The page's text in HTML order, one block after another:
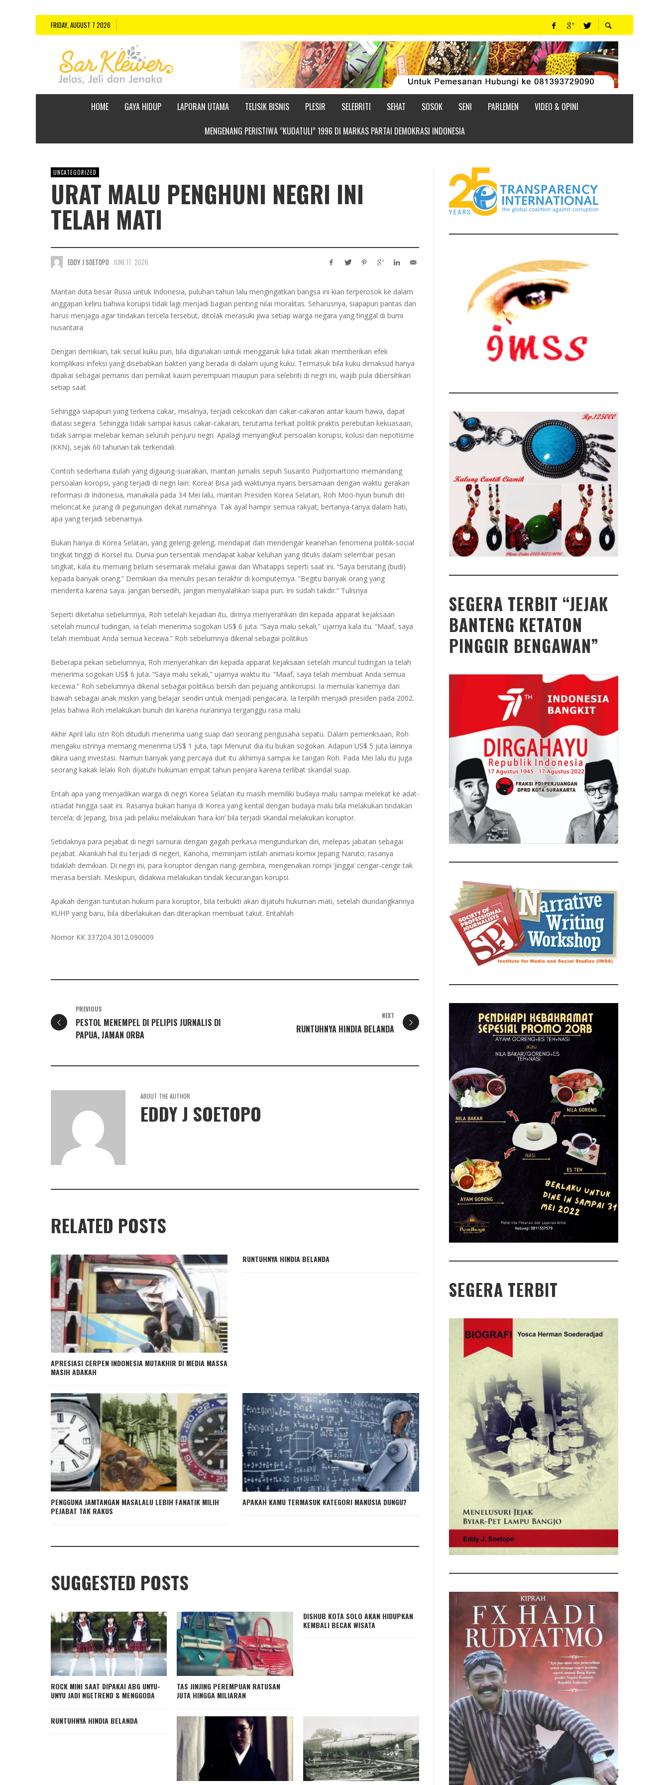
FRIDAY, AUGUST 7 2026
HOME GAYA HIDUP LAPORAN UTAMA TELISIK BISNIS PLESIR SELEBRITI SEHAT SOSOK SENI PARLEMEN VIDEO & OPINI
MENGENANG PERISTIWA “KUDATULI” 1996 DI MARKAS PARTAI DEMOKRASI INDONESIA
UNCATEGORIZED
URAT MALU PENGHUNI NEGRI INI
TELAH MATI
EDDY J SOETOPO JUNE 17, 2026
Mantan duta besar Rusia untuk Indonesia, puluhan tahun lalu mengingatkan bangsa ini kian terperosok ke dalam
anggapan keliru bahwa korupsi tidak lagi menjadi bagian penting nilai moralitas. Seharusnya, siapapun pantas dan
harus menjaga agar tindakan tercela tersebut, ditolak merasuki jiwa setiap warga negara yang tinggal di bumi
nusantara
Dengan demikian, tak secuil kuku pun, bila digunakan untuk menggaruk luka tidak akan memberikan efek
komplikasi infeksi yang disebabkan bakteri yang berada di dalam ujung kuku. Termasuk bila kuku dimaksud hanya
dipakai sebagai pemanis dan pemikat kaum perempuan maupun para selebriti di negri ini, wajib pula dibersihkan
setiap saat
Sehingga siapapun yang terkena cakar, misalnya, terjadi cekcokan dan cakar-cakaran antar kaum hawa, dapat
diatasi segera. Sehingga tidak sampai kasus cakar-cakaran, terutama terkait politik praktis perebutan kekuasaan,
tidak sampai melebar keman seluruh penjuru negri. Apalagi menyangkut persoalan korupsi, kolusi dan nepotisme
(KKN), sejak 60 tahunan tak terkendali.
Contoh sederhana itulah yang digaung-suarakan, mantan jurnalis sepuh Susanto Pudjomartono memandang
persoalan koropsi, yang terjadi di negri lain: Korea! Bisa jadi waktunya nyaris bersamaan dengan waktu gerakan
reformasi di Indonesia, manakala pada 34 Mei lalu, mantan Presiden Korea Selatan, Roh Moo-hyun bunuh diri
meloncat ke jurang di pegunungan dekat rumahnya. Tak ayal hampir semua rakyat, bertanya-tanya dalam hati,
apa yang terjadi sebenarnya.
Bukan hanya di Korea Selatan, yang geleng-geleng, mendapat dan mendengar keanehan fenomena politik-social
tingkat tinggi di Korsel itu. Dunia pun tersentak mendapat kabar keluhan yang ditulis dalam selembar pesan
singkat, kala itu memang belum sesemarak melalui gawai dan Whatapps seperti saat ini. “Saya berutang (budi)
kepada banyak orang.” Demikian dia menulis pesan terakhir di komputernya. “Begitu banyak orang yang
menderita karena saya. Jangan bersedih, jangan menyalahkan siapa pun. Ini sudah takdir.” Tulisnya
Seperti diketahui sebelumnya, Roh setelah kejadian itu, dirinya menyerahkan diri kepada apparat kejaksaan
setelah muncul tudingan, ia telah menerima sogokan US$ 6 juta. “Saya malu sekali,” ujarnya kala itu. “Maaf, saya
telah membuat Anda semua kecewa.” Roh sebelumnya dikenal sebagai politikus
Beberapa pekan sebelumnya, Roh menyerahkan diri kepada apparat kejaksaan setelah muncul tudingan ia telah
menerima sogokan US$ 6 juta. “Saya malu sekali,” ujarnya waktu itu. “Maaf, saya telah membuat Anda semua
kecewa.” Roh sebelumnya dikenal sebagai politikus bersih dan pejuang antikorupsi. Ia memulai kariernya dari
bawah sebagai anak miskin yang belajar sendiri untuk menjadi pengacara. Ia terpilih menjadi presiden pada 2002.
Jelas bahwa Roh melakukan bunuh diri karena nuraninya terganggu rasa malu.
Akhir April lalu istri Roh dituduh menerima uang suap dari seorang pengusaha sepatu. Dalam pemeriksaan, Roh
mengaku istrinya memang menerima US$ 1 juta, tapi Menurut dia itu bukan sogokan. Adapun US$ 5 juta lainnya
dikira uang investasi. Namun banyak yang percaya duit itu akhirnya sampai ke tangan Roh. Pada Mei lalu itu juga
seorang kakak lelaki Roh dijatuhi hukuman empat tahun penjara karena terlibat skandal suap.
Entah apa yang menjadikan warga di negri Korea Selatan itu masih memiliki budaya malu sampai melekat ke adat-
istiadat hingga saat ini. Rasanya bukan hanya di Korea yang kental dengan budaya malu bila melakukan tindakan
tercela; di Jepang, bisa jadi pelaku melakukan ‘hara-kiri’ bila terjadi skandal melakukan koruptor.
Setidaknya para pejabat di negri samurai dengan gagah perkasa mengundurkan diri, melepas jabatan sebagai
pejabat. Akankah hal itu terjadi di negeri, Kanoha, meminjam istilah animasi komix Jepang Naruto; rasanya
tidaklah demikian. Di negri ini, para koruptor dengan riang-gembira, mengenakan rompi ‘jingga’ cengar-cengir tak
merasa berslah. Meskipun, didakwa melakukan tindak kecurangan korupsi.
Apakah dengan tuntutan hukum para koruptor, bila terbukti akan dijatuhi hukuman mati, setelah diundangkannya
KUHP yang baru, bila diberlakukan dan diterapkan membuat takut. Entahlah
Nomor KK 337204.3012.090009
PREVIOUS
PESTOL MENEMPEL DI PELIPIS JURNALIS DI
PAPUA, JAMAN ORBA
NEXT
RUNTUHNYA HINDIA BELANDA
ABOUT THE AUTHOR
EDDY J SOETOPO
RELATED POSTS
APRESIASI CERPEN INDONESIA MUTAKHIR DI MEDIA MASSA
MASIH ADAKAH
RUNTUHNYA HINDIA BELANDA
PENGGUNA JAMTANGAN MASALALU LEBIH FANATIK MILIH
PEJABAT TAK RAKUS
APAKAH KAMU TERMASUK KATEGORI MANUSIA DUNGU?
SUGGESTED POSTS
ROCK MINI SAAT DIPAKAI ABG UNYU-
UNYU JADI NGETREND & MENGGODA
TAS JINJING PEREMPUAN RATUSAN
JUTA HINGGA MILIARAN
DISHUB KOTA SOLO AKAN HIDUPKAN
KEMBALI BECAK WISATA
RUNTUHNYA HINDIA BELANDA
SEGERA TERBIT “JEJAK
BANTENG KETATON
PINGGIR BENGAWAN”
SEGERA TERBIT